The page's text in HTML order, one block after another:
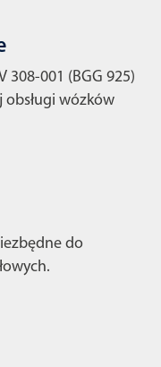
308-001 (BGG 925)
obsługi wózków
do